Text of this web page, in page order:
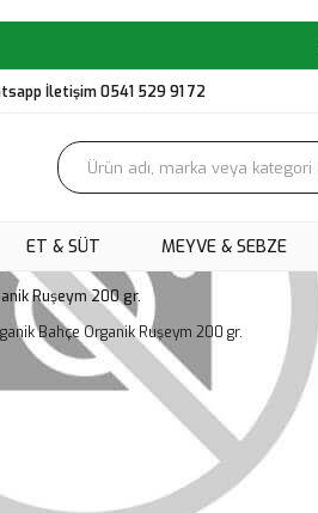
İletişim 0541 529 91 72
ET & SÜT MEYVE & SEBZE
Ruşeym 200 gr.